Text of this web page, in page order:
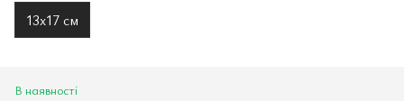
13х17 см
В наявності